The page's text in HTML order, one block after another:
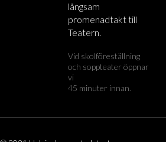
långsam
promenadtakt till
Teatern.
Vid skolföreställning
och soppteater öppnar
vi
45 minuter innan.